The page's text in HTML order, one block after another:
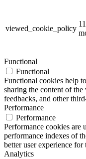
viewed_cookie_policy
11
Functional
Functional
Functional cookies help
sharing the content of
feedbacks, and other
Performance
Performance
Performance cookies are
performance indexes of
better user experience for
Analytics